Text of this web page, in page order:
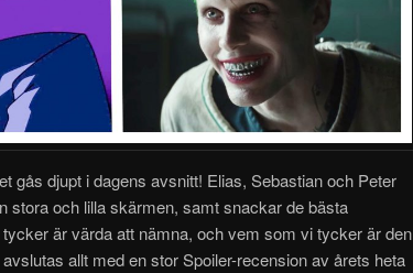
gås djupt i dagens avsnitt! Elias, Sebastian och Peter
stora och lilla skärmen, samt snackar de bästa
är värda att nämna, och vem som vi tycker är den
allt med en stor Spoiler-recension av årets heta